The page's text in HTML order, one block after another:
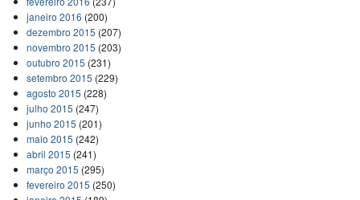
janeiro 2016 (200)
dezembro 2015 (207)
novembro 2015 (203)
outubro 2015 (231)
setembro 2015 (229)
agosto 2015 (228)
julho 2015 (247)
junho 2015 (201)
maio 2015 (242)
abril 2015 (241)
março 2015 (295)
fevereiro 2015 (250)